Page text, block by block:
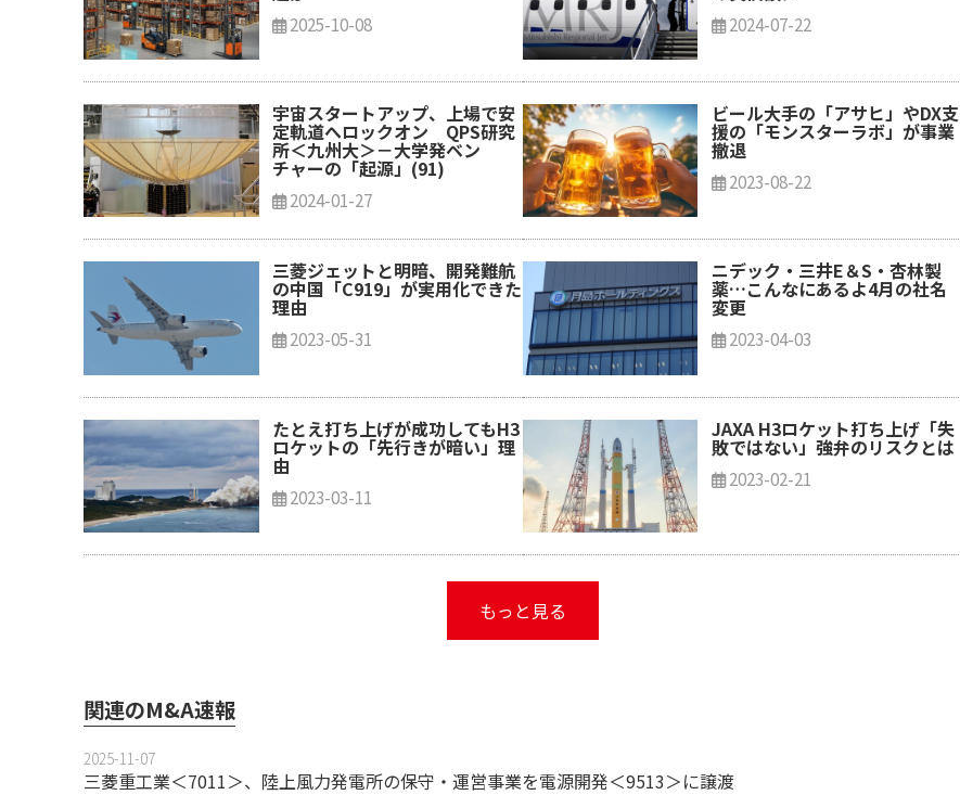
2025-10-08 2024-07-22
宇宙スタートアップ、上場で安
定軌道へロックオン QPS研究
所＜九州大＞－大学発ベン
チャーの「起源」(91)
2024-01-27
ビール大手の「アサヒ」やDX支
援の「モンスターラボ」が事業
撤退
2023-08-22
三菱ジェットと明暗、開発難航
の中国「C919」が実用化できた
理由
2023-05-31
ニデック・三井E＆S・杏林製
薬…こんなにあるよ4月の社名
変更
2023-04-03
たとえ打ち上げが成功してもH3
ロケットの「先行きが暗い」理
由
2023-03-11
JAXA H3ロケット打ち上げ「失
敗ではない」強弁のリスクとは
2023-02-21
もっと見る
関連のM&A速報
2025-11-07
三菱重工業＜7011＞、陸上風力発電所の保守・運営事業を電源開発＜9513＞に譲渡